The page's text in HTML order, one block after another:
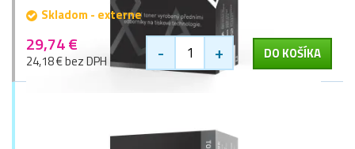
Skladom - externe
29,74 €
24,18 € bez DPH - + DO KOŠÍKA